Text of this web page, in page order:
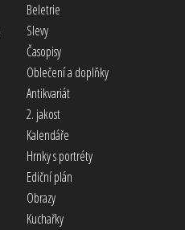
Beletrie
Slevy
Časopisy
Oblečení a doplňky
Antikvariát
2. jakost
Kalendáře
Hrnky s portréty
Ediční plán
Obrazy
Kuchařky